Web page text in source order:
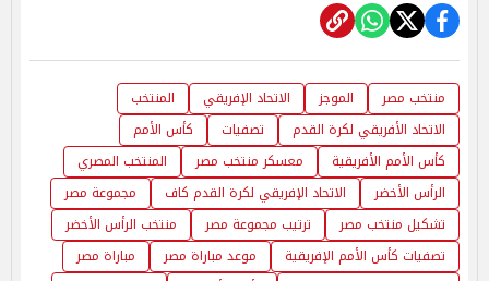
منتخب مصر الموجز الاتحاد الإفريقي
المنتخب
الاتحاد الأفريقي لكرة القدم
تصفيات
كأس الأمم
كأس الأمم الأفريقية
معسكر منتخب مصر
المنتخب المصري
الرأس الأخضر
الاتحاد الإفريقي لكرة القدم كاف
مجموعة مصر
تشكيل منتخب مصر
ترتيب مجموعة مصر
منتخب الرأس الأخضر
تصفيات كأس الأمم الإفريقية
موعد مباراة مصر
مباراة مصر